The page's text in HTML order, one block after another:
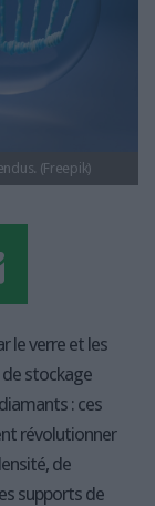
(Freepik)
le verre et les
stockage
: ces
révolutionner
de
supports de